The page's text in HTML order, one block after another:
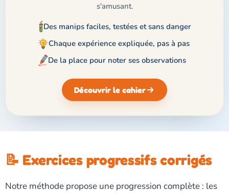
s'amusant.
Des manips faciles, testées et sans danger
Chaque expérience expliquée, pas à pas
De la place pour noter ses observations
Découvrir le cahier
📝 Exercices progressifs corrigés
Notre méthode propose une progression complète : les